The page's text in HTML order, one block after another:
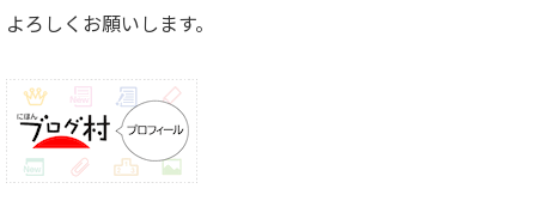
よろしくお願いします。